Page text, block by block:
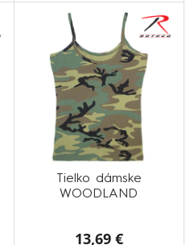
Tielko dámske
WOODLAND
13,69 €